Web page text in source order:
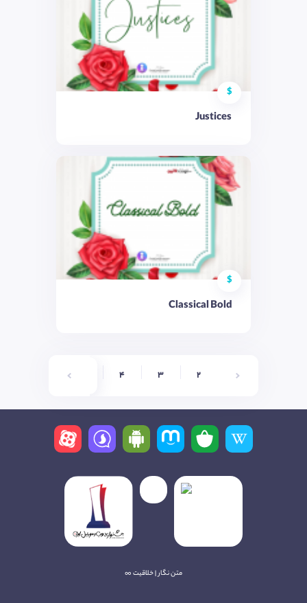
$
Justices
$
Classical Bold
2
3
4
متن نگار | خلاقیت ∞